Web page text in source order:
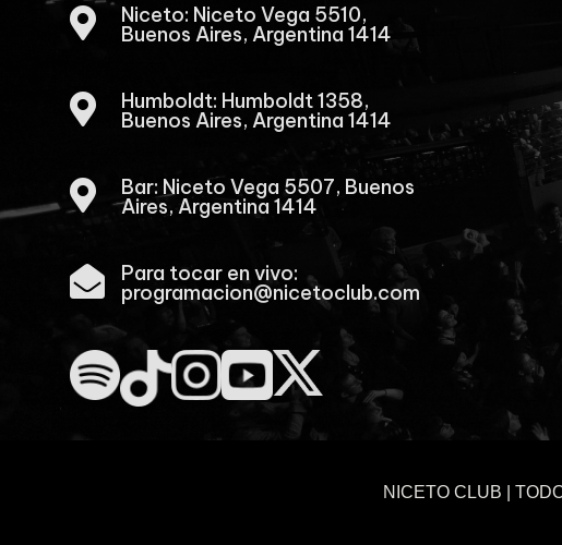
 Niceto: Niceto Vega 5510,
Buenos Aires, Argentina 1414
 Humboldt: Humboldt 1358,
Buenos Aires, Argentina 1414
 Bar: Niceto Vega 5507, Buenos
Aires, Argentina 1414
 Para tocar en vivo:
programacion@nicetoclub.com
NICETO CLUB |